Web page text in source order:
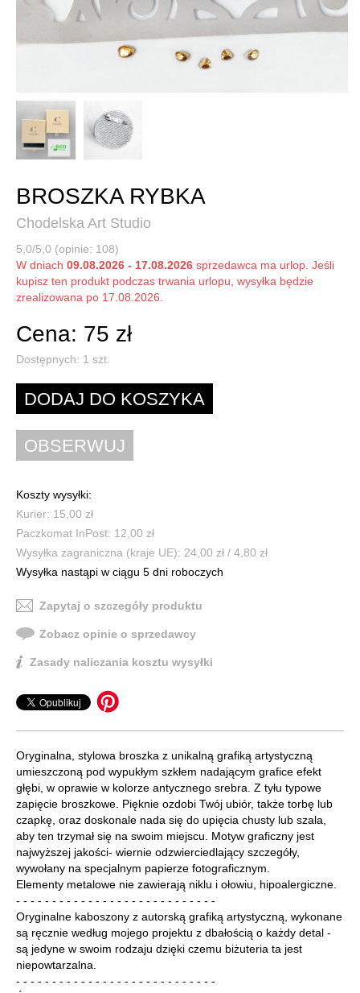
BROSZKA RYBKA
Chodelska Art Studio
5,0/5,0 (opinie: 108)
W dniach 09.08.2026 - 17.08.2026 sprzedawca ma urlop. Jeśli
kupisz ten produkt podczas trwania urlopu, wysyłka będzie
zrealizowana po 17.08.2026.
Cena: 75 zł
Dostępnych: 1 szt.
Koszty wysyłki:
Kurier: 15,00 zł
Paczkomat InPost: 12,00 zł
Wysyłka zagraniczna (kraje UE): 24,00 zł / 4,80 zł
Wysyłka nastąpi w ciągu 5 dni roboczych
Zapytaj o szczegóły produktu
Zobacz opinie o sprzedawcy
Zasady naliczania kosztu wysyłki
Oryginalna, stylowa broszka z unikalną grafiką artystyczną
umieszczoną pod wypukłym szkłem nadającym grafice efekt
głębi, w oprawie w kolorze antycznego srebra. Z tyłu typowe
zapięcie broszkowe. Pięknie ozdobi Twój ubiór, także torbę lub
czapkę, oraz doskonale nada się do upięcia chusty lub szala,
aby ten trzymał się na swoim miejscu. Motyw graficzny jest
najwyższej jakości- wiernie odzwierciedlający szczegóły,
wywołany na specjalnym papierze fotograficznym.
Elementy metalowe nie zawierają niklu i ołowiu, hipoalergiczne.
- - - - - - - - - - - - - - - - - - - - - - - - - - - -
Oryginalne kaboszony z autorską grafiką artystyczną, wykonane
są ręcznie według mojego projektu z dbałością o każdy detal -
są jedyne w swoim rodzaju dzięki czemu biżuteria ta jest
niepowtarzalna.
- - - - - - - - - - - - - - - - - - - - - - - - - - - -